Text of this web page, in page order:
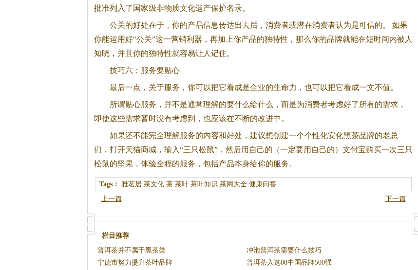
批准列入了国家级非物质文化遗产保护名录。
公关的好处在于，你的产品信息传达出去后，消费者或潜在消费者认为是可信的。 如果
你能运用好“公关”这一营销利器，再加上你产品的独特性，那么你的品牌就能在短时间内被人
知晓，并且你的独特性就容易让人记住。
技巧六：服务要贴心
最后一点，关于服务，你可以把它看成是企业的生命力，也可以把它看成一文不值。
所谓贴心服务，并不是通常理解的要什么给什么，而是为消费者考虑好了所有的需求，
即使这些需求暂时没有考虑到，也应该在不断的改进中。
如果还不能完全理解服务的内容和好处，建议想创建一个个性化安化黑茶品牌的老总
们，打开天猫商城，输入“三只松鼠”，然后用自己的（一定要用自己的）支付宝购买一次三只
松鼠的坚果，体验全程的服务，包括产品本身给你的服务。
Tags： 雅茗居 茶文化 茶 茶叶 茶叶知识 茶网大全 健康问答
上一篇
下一篇
栏目推荐
普洱茶并不属于黑茶类
冲泡普洱茶需要什么技巧
宁德市努力提升茶叶品牌
普洱茶入选08中国品牌500强